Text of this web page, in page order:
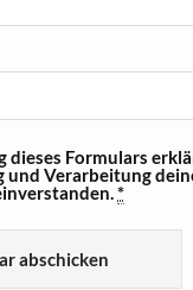
dieses Formulars
und Verarbeitung
*